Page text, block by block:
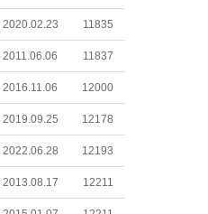
2020.02.23 11835
2011.06.06 11837
2016.11.06 12000
2019.09.25 12178
2022.06.28 12193
2013.08.17 12211